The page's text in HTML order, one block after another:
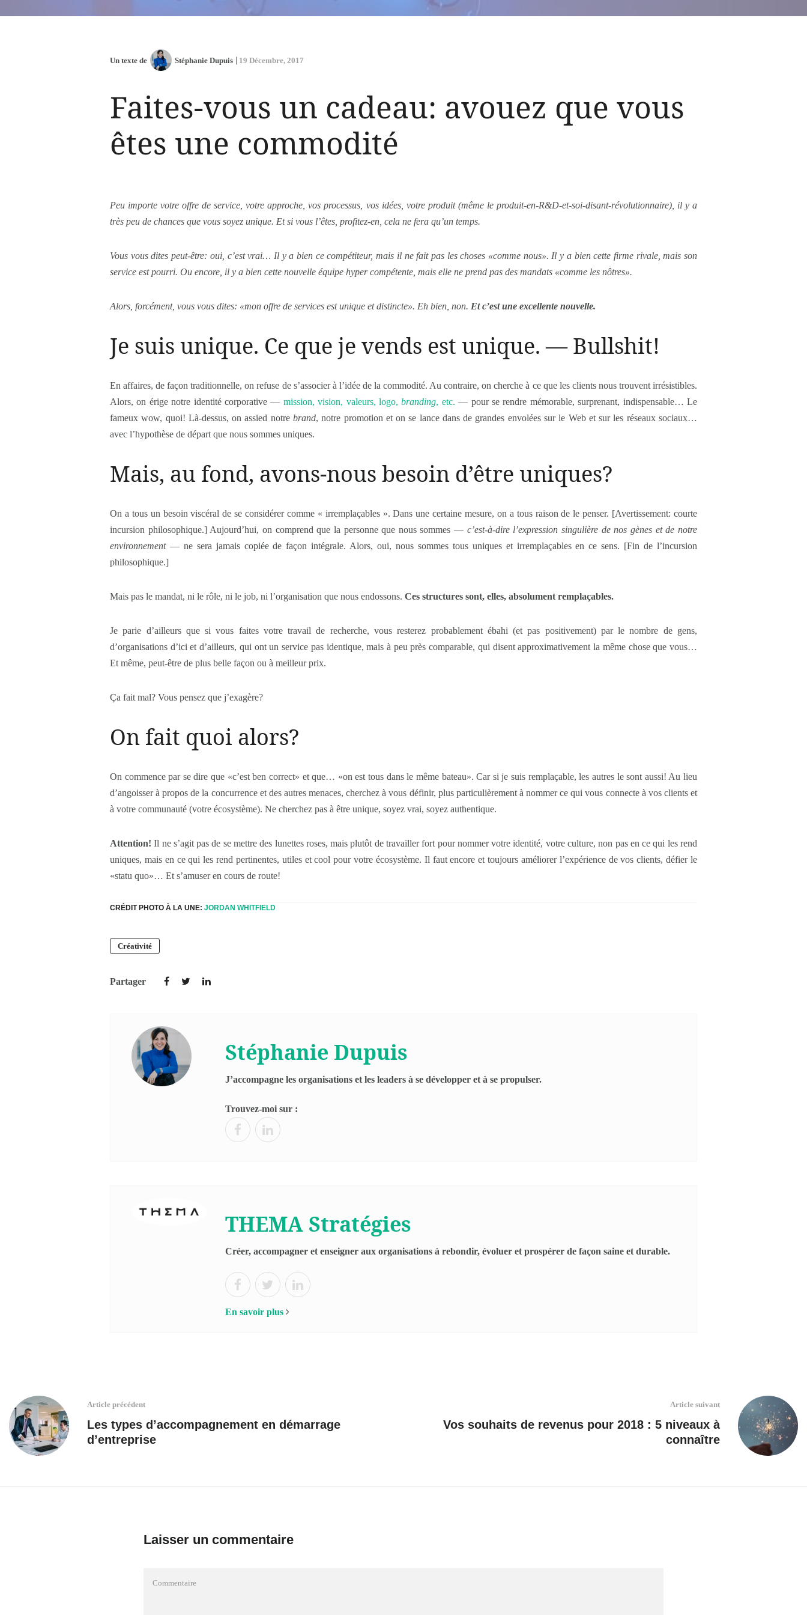
Un texte de Stéphanie Dupuis 19 Décembre, 2017
Faites-vous un cadeau: avouez que vous
êtes une commodité
Peu importe votre offre de service, votre approche, vos processus, vos idées, votre produit (même le produit-en-R&D-et-soi-disant-révolutionnaire), il y a
très peu de chances que vous soyez unique. Et si vous l’êtes, profitez-en, cela ne fera qu’un temps.
Vous vous dites peut-être: oui, c’est vrai… Il y a bien ce compétiteur, mais il ne fait pas les choses «comme nous». Il y a bien cette firme rivale, mais son
service est pourri. Ou encore, il y a bien cette nouvelle équipe hyper compétente, mais elle ne prend pas des mandats «comme les nôtres».
Alors, forcément, vous vous dites: «mon offre de services est unique et distincte». Eh bien, non. Et c’est une excellente nouvelle.
Je suis unique. Ce que je vends est unique. —Bullshit!
En affaires, de façon traditionnelle, on refuse de s’associer à l’idée de la commodité. Au contraire, on cherche à ce que les clients nous trouvent irrésistibles.
Alors, on érige notre identité corporative — mission, vision, valeurs, logo,branding, etc. — pour se rendre mémorable, surprenant, indispensable… Le
fameux wow, quoi! Là-dessus, on assied notre brand, notre promotion et on se lance dans de grandes envolées sur le Web et sur les réseaux sociaux…
avec l’hypothèse de départ que nous sommes uniques.
Mais, au fond, avons-nous besoin d’être uniques?
On a tous un besoin viscéral de se considérer comme « irremplaçables ». Dans une certaine mesure, on a tous raison de le penser. [Avertissement: courte
incursion philosophique.] Aujourd’hui, on comprend que la personne que nous sommes — c’est-à-dire l’expression singulière de nos gènes et de notre
environnement— ne sera jamais copiée de façon intégrale. Alors, oui, nous sommes tous uniques et irremplaçables en ce sens. [Fin de l’incursion
philosophique.]
Mais pas le mandat, ni le rôle, ni le job, ni l’organisation que nous endossons. Ces structures sont, elles, absolument remplaçables.
Je parie d’ailleurs que si vous faites votre travail de recherche, vous resterez probablement ébahi (et pas positivement) par le nombre de gens,
d’organisations d’ici et d’ailleurs, qui ont un service pas identique, mais à peu près comparable, qui disent approximativement la même chose que vous…
Et même, peut-être de plus belle façon ou à meilleur prix.
Ça fait mal? Vous pensez que j’exagère?
On fait quoi alors?
On commence par se dire que «c’est ben correct» et que… «on est tous dans le même bateau». Car si je suis remplaçable, les autres le sont aussi! Au lieu
d’angoisser à propos de la concurrence et des autres menaces, cherchez à vous définir, plus particulièrement à nommer ce qui vous connecte à vos clients et
à votre communauté (votre écosystème). Ne cherchez pas à être unique, soyez vrai, soyez authentique.
Attention! Il ne s’agit pas de se mettre des lunettes roses, mais plutôt de travailler fort pour nommer votre identité, votre culture, non pas en ce qui les rend
uniques, mais en ce qui les rend pertinentes, utiles et cool pour votre écosystème. Il faut encore et toujours améliorer l’expérience de vos clients, défier le
«statu quo»… Et s’amuser en cours de route!
CRÉDIT PHOTO À LA UNE: JORDAN WHITFIELD
Créativité
Partager
Stéphanie Dupuis
J’accompagne les organisations et les leaders à se développer et à se propulser.
Trouvez-moi sur :
THEMA Stratégies
Créer, accompagner et enseigner aux organisations à rebondir, évoluer et prospérer de façon saine et durable.
En savoir plus
Article précédent
Les types d’accompagnement en démarrage
d’entreprise
Article suivant
Vos souhaits de revenus pour 2018 : 5 niveaux à
connaître
Laisser un commentaire